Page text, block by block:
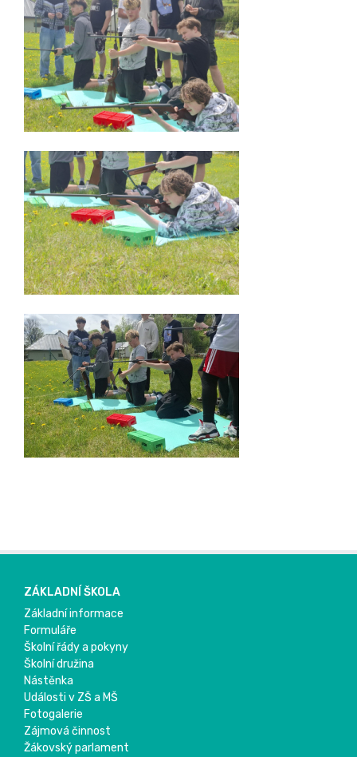
ZÁKLADNÍ ŠKOLA
Základní informace
Formuláře
Školní řády a pokyny
Školní družina
Nástěnka
Události v ZŠ a MŠ
Fotogalerie
Zájmová činnost
Žákovský parlament